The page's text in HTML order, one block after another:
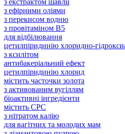
з екстрактом шавлії
з ефірними оліями
з перекисом водню
з провітаміном В5
для відбілювання
цетилпіридинію хлоридно-
з ксилітом
антибакеріальний ефект
цетилпіридинію хлорид
містить часточки золота
з активованим вугіллям
біоактивні інгредієнти
містить CPC
з нітратом калію
для вагітних та молодих мам